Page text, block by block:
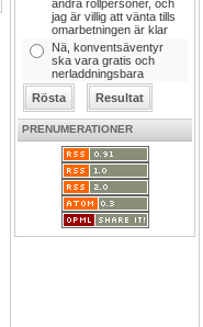
andra rollpersoner, och
jag är villig att vänta tills
omarbetningen är klar
Nä, konventsäventyr
ska vara gratis och
nerladdningsbara
PRENUMERATIONER